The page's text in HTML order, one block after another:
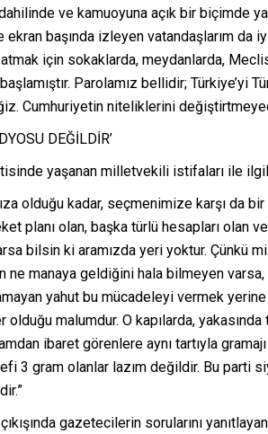
ve kamuoyuna açık bir biçimde
ekran başında izleyen vatandaşlarım da
atmak için sokaklarda, meydanlarda,
Parolamız bellidir; Türkiye’yi
Cumhuriyetin niteliklerini
DEĞİLDİR’
yaşanan milletvekili istifaları ile
olduğu kadar, seçmenimize karşı da
planı olan, başka türlü hesapları olan
bilsin ki aramızda yeri yoktur. Çünkü
ne manaya geldiğini hala bilmeyen
yahut bu mücadeleyi vermek
olduğu malumdur. O kapılarda,
ibaret görenlere aynı tartıyla
3 gram olanlar lazım değildir. Bu parti
gazetecilerin sorularını